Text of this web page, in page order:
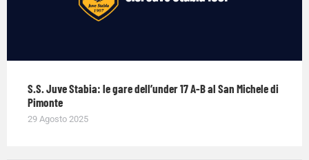
S.S. Juve Stabia: le gare dell’under 17 A-B al San Michele di
Pimonte
29 Agosto 2025